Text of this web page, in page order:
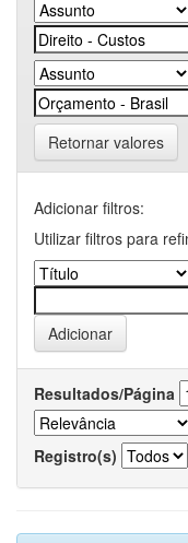
Retornar valores
Adicionar filtros:
Utilizar filtros para
Resultados/Página
Registro(s)